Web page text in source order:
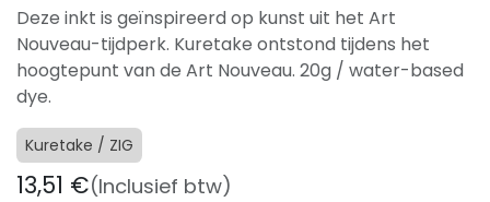
Deze inkt is geïnspireerd op kunst uit het Art
Nouveau-tijdperk. Kuretake ontstond tijdens het
hoogtepunt van de Art Nouveau. 20g / water-based
dye.
Kuretake / ZIG
13,51 €(Inclusief btw)